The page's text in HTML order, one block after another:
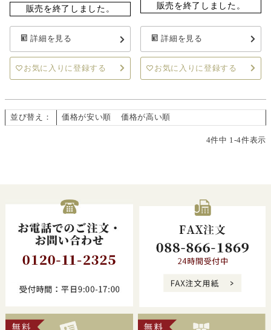
販売を終了しました。
詳細を見る
お気に入りに登録する
販売を終了しました。
詳細を見る
お気に入りに登録する
並び替え 価格が安い順 価格が高い順
4件中 1-4件表示